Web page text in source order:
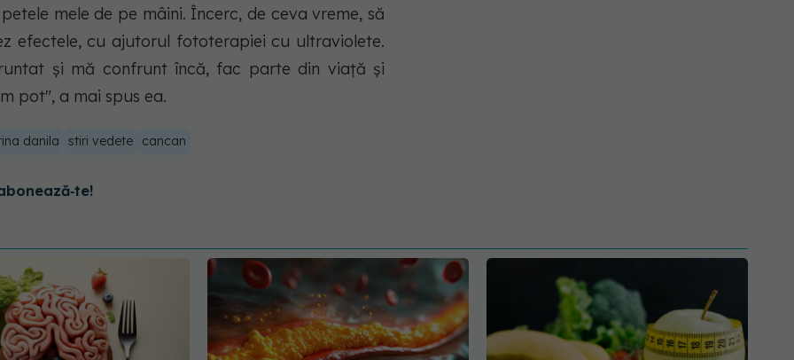
mele de pe mâini. Încerc, de ceva vreme, să
efectele, cu ajutorul fototerapiei cu ultraviolete.
şi mă confrunt încă, fac parte din viaţă şi
pot", a mai spus ea.
danila stiri vedete cancan